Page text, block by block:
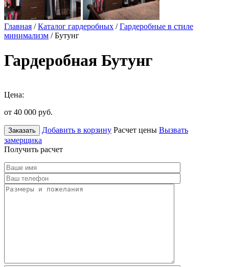
Главная /Каталог гардеробных /Гардеробные в стиле
минимализм / Бутунг
Гардеробная Бутунг
Цена:
от 40 000 руб.
Заказать Добавить в корзину Расчет цены Вызвать
замерщика
Получить расчет